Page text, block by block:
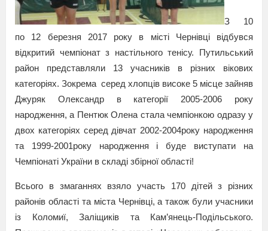
З 10
по 12 березня 2017 року в місті Чернівці відбувся
відкритий чемпіонат з настільного тенісу. Путильський
район представляли 13 учасників в різних вікових
категоріях. Зокрема серед хлопців високе 5 місце зайняв
Джуряк Олександр в категорії 2005-2006 року
народження, а Пентюк Олена стала чемпіонкою одразу у
двох категоріях серед дівчат 2002-2004року народження
та 1999-2001року народження і буде виступати на
Чемпіонаті України в складі збірної області!
Всього в змаганнях взяло участь 170 дітей з різних
районів області та міста Чернівці, а також були учасники
із Коломиї, Заліщиків та Кам’янець-Подільського.